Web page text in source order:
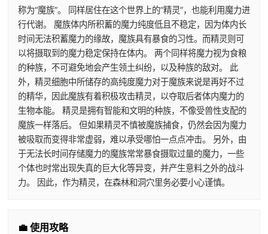
称为“魔族”。 同样居住在这个世界上的“精灵”，也能利用魔力进
行代谢。 魔族体内所积蓄的魔力纯度低且不稳定，因为体内长
时间无法积蓄魔力的缘故，魔族具有暴食的习性。而精灵则可
以将摄取到的魔力稳定保持在体内。 两个同样将魔力视为食粮
的种族，不可避免地会产生领土纠纷，以及种族的敌对。 此
外，精灵细胞中所储存的高纯度魔力对于魔族来说是再好不过
的精华，因此魔族有着积极攻击精灵，以夺取后者体内魔力的
生物本能。 精灵是拥有智能和文明的种族，不像受兽性支配的
魔族一样落后。 但如果精灵不慎被魔族捕食，仍然会因为魔力
被吸取而变得非常虚弱，难以承受哪怕一点点冲击。 另外，由
于无法长时间存储魔力的魔族常常暴食摄取过量的魔力，一些
个体也时常出现失真的巨大化等异变，并产生意料之外的战斗
力。 因此，作为精灵，在森林和洞穴里务必要小心谨慎。
💼 使用攻略